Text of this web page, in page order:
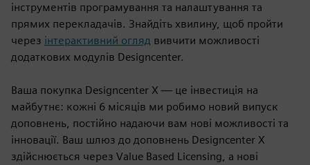
інструментів програмування та налаштування та
прямих перекладачів. Знайдіть хвилину, щоб пройти
через інтерактивний огляд вивчити можливості
додаткових модулів Designcenter.
Ваша покупка Designcenter X — це інвестиція на
майбутнє: кожні 6 місяців ми робимо новий випуск
доповнень, постійно надаючи вам нові можливості та
інновації. Ваш шлюз до доповнень Designcenter X
здійснюється через Value Based Licensing, а нові